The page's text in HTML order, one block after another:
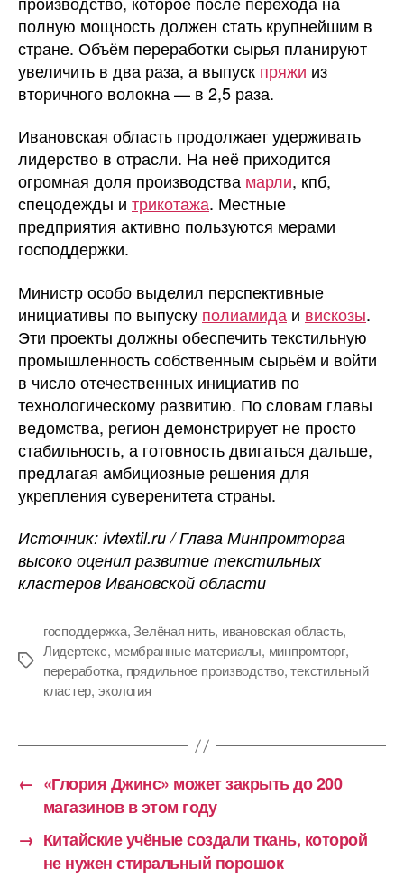
полную мощность должен стать крупнейшим в
стране. Объём переработки сырья планируют
увеличить в два раза, а выпуск пряжи из
вторичного волокна — в 2,5 раза.
Ивановская область продолжает удерживать
лидерство в отрасли. На неё приходится
огромная доля производства марли, кпб,
спецодежды и трикотажа. Местные
предприятия активно пользуются мерами
господдержки.
Министр особо выделил перспективные
инициативы по выпуску полиамида и вискозы.
Эти проекты должны обеспечить текстильную
промышленность собственным сырьём и войти
в число отечественных инициатив по
технологическому развитию. По словам главы
ведомства, регион демонстрирует не просто
стабильность, а готовность двигаться дальше,
предлагая амбициозные решения для
укрепления суверенитета страны.
Источник: ivtextil.ru / Глава Минпромторга
высоко оценил развитие текстильных
кластеров Ивановской области
Метки
господдержка,Зелёная нить, ивановская область,
Лидертекс, мембранные материалы, минпромторг,
переработка, прядильное производство,текстильный
кластер, экология
← «Глория Джинс» может закрыть до 200
магазинов в этом году
→ Китайские учёные создали ткань, которой
не нужен стиральный порошок